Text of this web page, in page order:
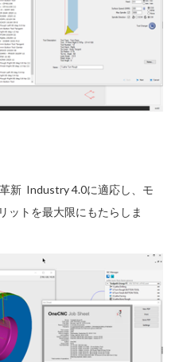
新 Industry 4.0に適応し、モ
ットを最大限にもたらしま